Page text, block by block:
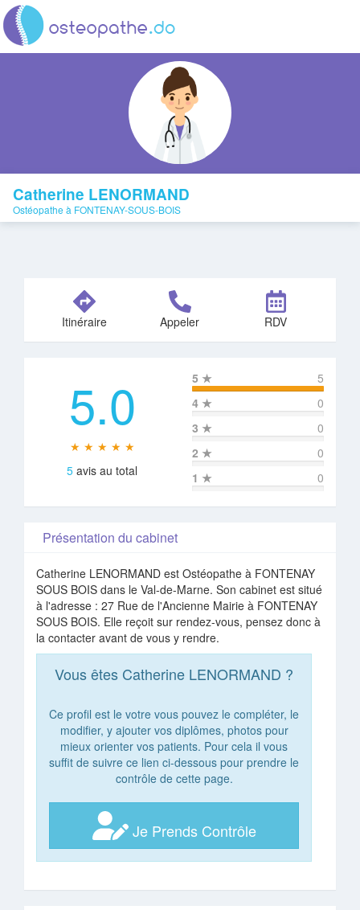
Catherine LENORMAND
Ostéopathe à FONTENAY-SOUS-BOIS
Itinéraire Appeler RDV
5.0
★ ★ ★ ★ ★
5 avis au total
5 ★
5
4 ★
0
3 ★
0
2 ★
0
1 ★ 0
Présentation du cabinet
Catherine LENORMAND est Ostéopathe à FONTENAY
SOUS BOIS dans le Val-de-Marne. Son cabinet est situé
à l'adresse : 27 Rue de l'Ancienne Mairie à FONTENAY
SOUS BOIS. Elle reçoit sur rendez-vous, pensez donc à
la contacter avant de vous y rendre.
Vous êtes Catherine LENORMAND ?
Ce profil est le votre vous pouvez le compléter, le
modifier, y ajouter vos diplômes, photos pour
mieux orienter vos patients. Pour cela il vous
suffit de suivre ce lien ci-dessous pour prendre le
contrôle de cette page.
Je Prends Contrôle